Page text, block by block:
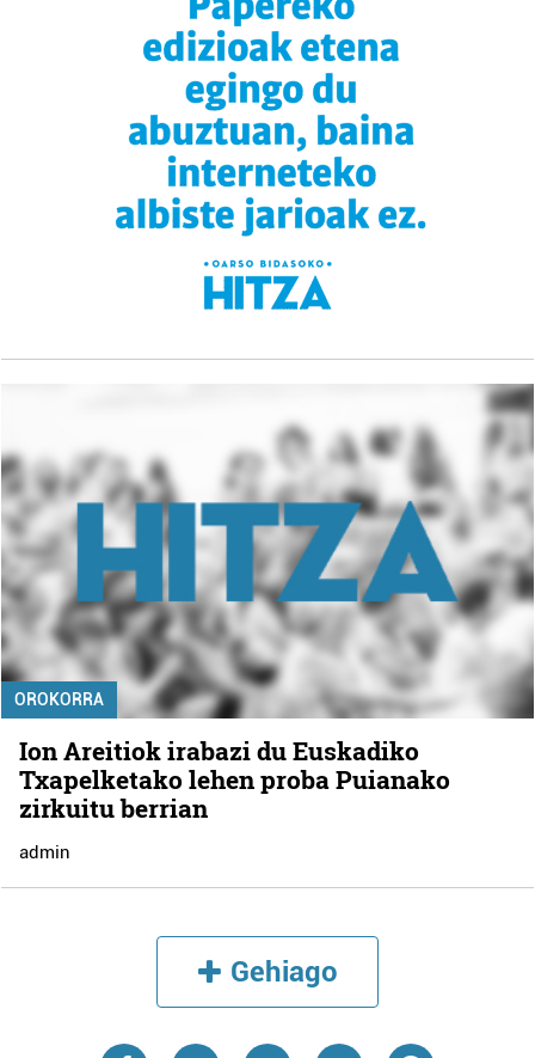
OROKORRA
Ion Areitiok irabazi du Euskadiko
Txapelketako lehen proba Puianako
zirkuitu berrian
admin
Gehiago